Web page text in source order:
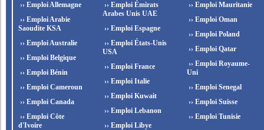
›› Emploi Allemagne
›› Emploi Arabie
Saoudite KSA
›› Emploi Australie
›› Emploi Belgique
›› Emploi Bénin
›› Emploi Cameroun
›› Emploi Canada
›› Emploi Côte
d'Ivoire
›› Emploi Émirats
Arabes Unis UAE
›› Emploi Espagne
›› Emploi États-Unis
USA
›› Emploi France
›› Emploi Italie
›› Emploi Kuwait
›› Emploi Lebanon
›› Emploi Libye
›› Emploi Mauritanie
›› Emploi Oman
›› Emploi Poland
›› Emploi Qatar
›› Emploi Royaume-
Uni
›› Emploi Senegal
›› Emploi Suisse
›› Emploi Tunisie